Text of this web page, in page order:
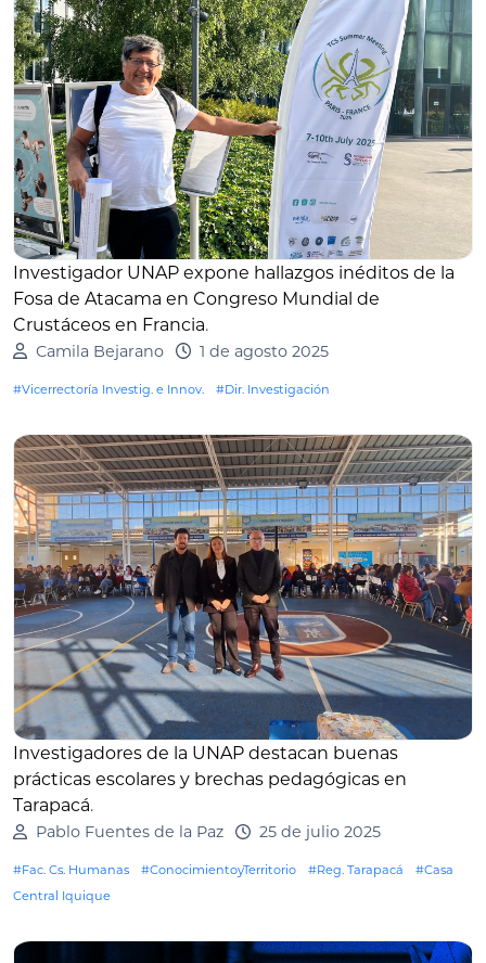
Investigador UNAP expone hallazgos inéditos de la
Fosa de Atacama en Congreso Mundial de
Crustáceos en Francia.
Camila Bejarano 1 de agosto 2025
#Vicerrectoría Investig. e Innov. #Dir. Investigación
Investigadores de la UNAP destacan buenas
prácticas escolares y brechas pedagógicas en
Tarapacá.
Pablo Fuentes de la Paz 25 de julio 2025
#Fac. Cs. Humanas #ConocimientoyTerritorio #Reg. Tarapacá
#Casa
Central Iquique